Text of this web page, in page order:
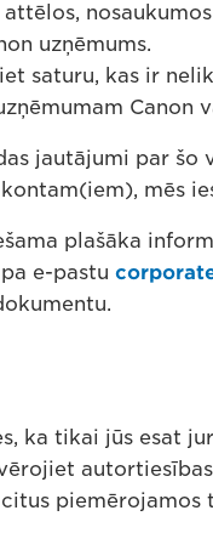
attēlos,
uzņēmums.
saturu, kas ir
Canon
jautājumi par šo
mēs
plašāka
e-pastu
ka tikai jūs esat
piemērojamos